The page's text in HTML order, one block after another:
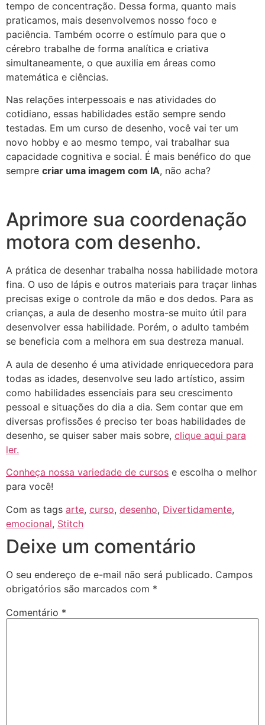
tempo de concentração. Dessa forma, quanto mais
praticamos, mais desenvolvemos nosso foco e
paciência. Também ocorre o estímulo para que o
cérebro trabalhe de forma analítica e criativa
simultaneamente, o que auxilia em áreas como
matemática e ciências.
Nas relações interpessoais e nas atividades do
cotidiano, essas habilidades estão sempre sendo
testadas. Em um curso de desenho, você vai ter um
novo hobby e ao mesmo tempo, vai trabalhar sua
capacidade cognitiva e social. É mais benéfico do que
sempre criar uma imagem com IA, não acha?
Aprimore sua coordenação
motora com desenho.
A prática de desenhar trabalha nossa habilidade motora
fina. O uso de lápis e outros materiais para traçar linhas
precisas exige o controle da mão e dos dedos. Para as
crianças, a aula de desenho mostra-se muito útil para
desenvolver essa habilidade. Porém, o adulto também
se beneficia com a melhora em sua destreza manual.
A aula de desenho é uma atividade enriquecedora para
todas as idades, desenvolve seu lado artístico, assim
como habilidades essenciais para seu crescimento
pessoal e situações do dia a dia. Sem contar que em
diversas profissões é preciso ter boas habilidades de
desenho, se quiser saber mais sobre, clique aqui para
ler.
Conheça nossa variedade de cursos e escolha o melhor
para você!
Com as tags arte, curso, desenho, Divertidamente,
emocional, Stitch
Deixe um comentário
O seu endereço de e-mail não será publicado. Campos
obrigatórios são marcados com *
Comentário *